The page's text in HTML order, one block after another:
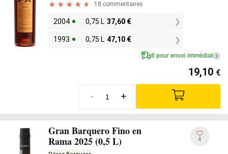
18 commentaires
2004 0,75 L 37,60 €
1993 0,75 L 47,10 €
6 pour envoi immédiat i
19,10 €
- +
Gran Barquero Fino en
Rama 2025 (0,5 L)
4